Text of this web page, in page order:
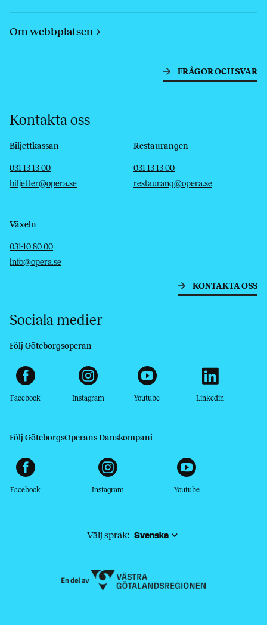
Om webbplatsen
FRÅGOR OCH SVAR
Kontakta oss
Biljettkassan
Telefon
031-13 13 00
E-post
biljetter@opera.se
Restaurangen
Telefon
031-13 13 00
E-post
restaurang@opera.se
Växeln
Telefon
031-10 80 00
E-post
info@opera.se
KONTAKTA OSS
Sociala medier
Följ Göteborgsoperan
Facebook Instagram Youtube Linkedin
Följ GöteborgsOperans Danskompani
Facebook Instagram Youtube
Välj språk: